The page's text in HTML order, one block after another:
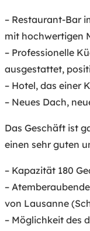
– Restaurant-Bar
mit hochwertigen
– Professionelle
ausgestattet,
– Hotel, das einer
– Neues Dach,
Das Geschäft ist
einen sehr guten
– Kapazität 180
–
von Lausanne
– Möglichkeit des